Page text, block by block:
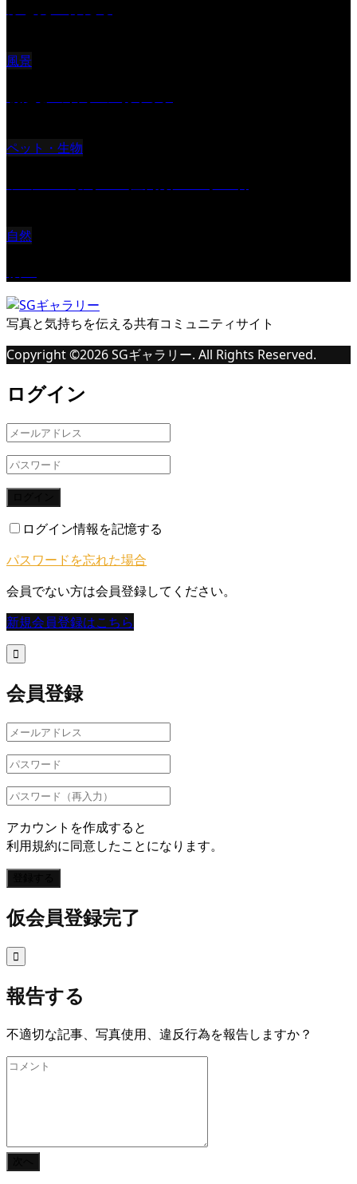
風景
ペット・生物
自然
写真と気持ちを伝える共有コミュニティサイト
Copyright ©2026SGギャラリー. All Rights Reserved.
ログイン
ログイン情報を記憶する
パスワードを忘れた場合
会員でない方は会員登録してください。
新規会員登録はこちら

会員登録
アカウントを作成すると
利用規約に同意したことになります。
仮会員登録完了

報告する
不適切な記事、写真使用、違反行為を報告しますか？